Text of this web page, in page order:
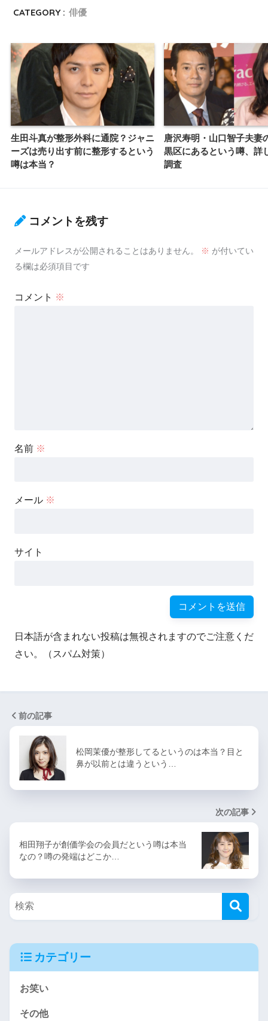
CATEGORY : 俳優
生田斗真が整形外科に通院？ジャニ
ーズは売り出す前に整形するという
噂は本当？
唐沢寿明・山口智子夫妻
黒区にあるという噂、詳
調査
コメントを残す
メールアドレスが公開されることはありません。 ※ が付いてい
る欄は必須項目です
コメント ※
名前 ※
メール ※
サイト
日本語が含まれない投稿は無視されますのでご注意くだ
さい。（スパム対策）
前の記事
松岡茉優が整形してるというのは本当？目と
鼻が以前とは違うという…
次の記事
相田翔子が創価学会の会員だという噂は本当
なの？噂の発端はどこか…
カテゴリー
お笑い
その他